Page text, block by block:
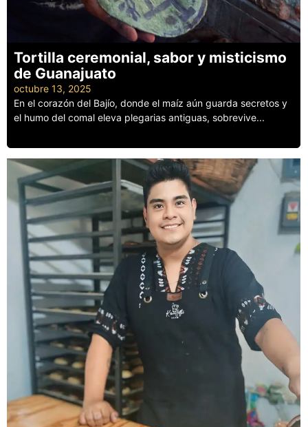
Tortilla ceremonial, sabor y misticismo
de Guanajuato
octubre 13, 2025
En el corazón del Bajío, donde el maíz aún guarda secretos y
el humo del comal eleva plegarias antiguas, sobrevive...